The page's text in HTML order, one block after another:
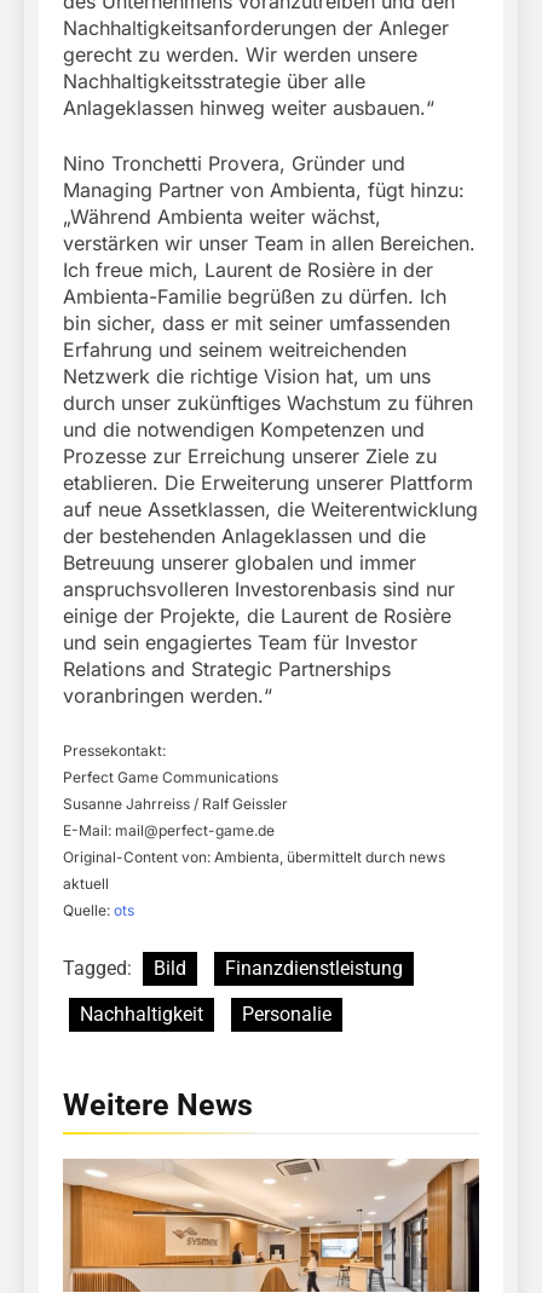
Nachhaltigkeitsanforderungen der Anleger
gerecht zu werden. Wir werden unsere
Nachhaltigkeitsstrategie über alle
Anlageklassen hinweg weiter ausbauen.“
Nino Tronchetti Provera, Gründer und
Managing Partner von Ambienta, fügt hinzu:
„Während Ambienta weiter wächst,
verstärken wir unser Team in allen Bereichen.
Ich freue mich, Laurent de Rosière in der
Ambienta-Familie begrüßen zu dürfen. Ich
bin sicher, dass er mit seiner umfassenden
Erfahrung und seinem weitreichenden
Netzwerk die richtige Vision hat, um uns
durch unser zukünftiges Wachstum zu führen
und die notwendigen Kompetenzen und
Prozesse zur Erreichung unserer Ziele zu
etablieren. Die Erweiterung unserer Plattform
auf neue Assetklassen, die Weiterentwicklung
der bestehenden Anlageklassen und die
Betreuung unserer globalen und immer
anspruchsvolleren Investorenbasis sind nur
einige der Projekte, die Laurent de Rosière
und sein engagiertes Team für Investor
Relations and Strategic Partnerships
voranbringen werden.“
Pressekontakt:
Perfect Game Communications
Susanne Jahrreiss / Ralf Geissler
E-Mail: mail@perfect-game.de
Original-Content von: Ambienta, übermittelt durch news
aktuell
Quelle: ots
Tagged: Bild
Finanzdienstleistung
Nachhaltigkeit
Personalie
Weitere News